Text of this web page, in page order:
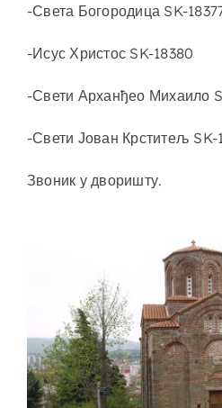
-Света Богородица SK-
-Исус Христос SK-18380
-Свети Арханђео Михаило
-Свети Јован Крститељ SK-
Звоник у дворишту.